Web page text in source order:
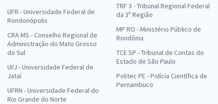
UFR - Universidade Federal de
Rondonópolis
CRA MS - Conselho Regional de
Administração do Mato Grosso
do Sul
UFJ - Universidade Federal de
Jataí
UFRN - Universidade Federal do
Rio Grande do Norte
TRF 3 - Tribunal Regional Federal
da 3ª Região
MP RO - Ministério Público de
Rondônia
TCE SP - Tribunal de Contas do
Estado de São Paulo
Politec PE - Polícia Científica de
Pernambuco